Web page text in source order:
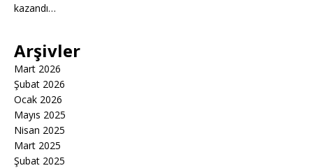
kazandı…
Arşivler
Mart 2026
Şubat 2026
Ocak 2026
Mayıs 2025
Nisan 2025
Mart 2025
Şubat 2025